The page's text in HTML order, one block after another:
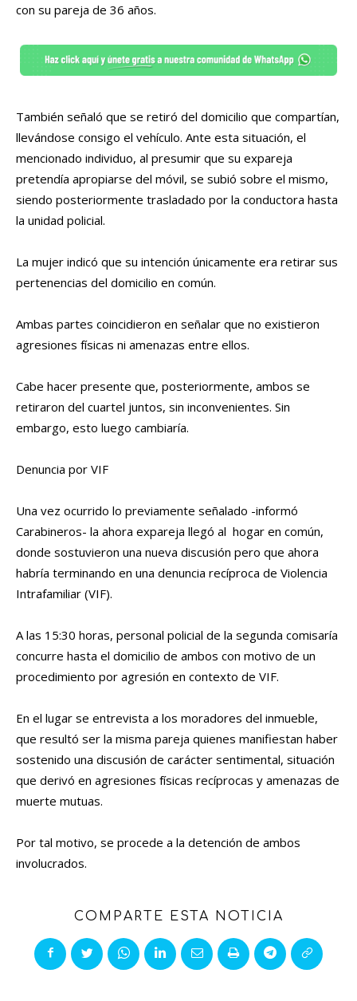
con su pareja de 36 años.
También señaló que se retiró del domicilio que compartían,
llevándose consigo el vehículo. Ante esta situación, el
mencionado individuo, al presumir que su expareja
pretendía apropiarse del móvil, se subió sobre el mismo,
siendo posteriormente trasladado por la conductora hasta
la unidad policial.
La mujer indicó que su intención únicamente era retirar sus
pertenencias del domicilio en común.
Ambas partes coincidieron en señalar que no existieron
agresiones físicas ni amenazas entre ellos.
Cabe hacer presente que, posteriormente, ambos se
retiraron del cuartel juntos, sin inconvenientes. Sin
embargo, esto luego cambiaría.
Denuncia por VIF
Una vez ocurrido lo previamente señalado -informó
Carabineros- la ahora expareja llegó al hogar en común,
donde sostuvieron una nueva discusión pero que ahora
habría terminando en una denuncia recíproca de Violencia
Intrafamiliar (VIF).
A las 15:30 horas, personal policial de la segunda comisaría
concurre hasta el domicilio de ambos con motivo de un
procedimiento por agresión en contexto de VIF.
En el lugar se entrevista a los moradores del inmueble,
que resultó ser la misma pareja quienes manifiestan haber
sostenido una discusión de carácter sentimental, situación
que derivó en agresiones físicas recíprocas y amenazas de
muerte mutuas.
Por tal motivo, se procede a la detención de ambos
involucrados.
COMPARTE ESTA NOTICIA